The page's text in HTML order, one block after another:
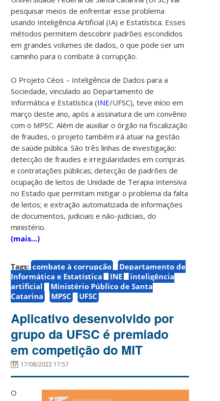
pesquisar meios de enfrentar esse problema
usando Inteligência Artificial (IA) e Estatística. Esses
métodospermitem descobrir padrões escondidos
em grandes volumes de dados, o que pode ser um
caminho para o combate à corrupção.
O Projeto Céos – Inteligência de Dados para a
Sociedade, vinculado ao Departamento de
Informática e Estatística (INE/UFSC), teve início em
março deste ano, após a assinatura de um convênio
com o MPSC. Além de auxiliar o órgão na fiscalização
de fraudes, o projeto também irá atuar na gestão
de saúde pública. São três linhas de investigação:
detecção de fraudes e irregularidades em compras
e contratações públicas; detecção de padrões de
ocupação de leitos de Unidade de Terapia Intensiva
no Estado que permitam mitigar o problema da falta
de leitos; e extração automatizada de informações
de documentos, judiciais e não-judiciais, do
ministério.
(mais…)
Tags: combate à corrupção
Departamento de
Informática e Estatística
INE
inteligência
artificial
Ministério Público de Santa
Catarina
MPSC UFSC
Aplicativo desenvolvido por
grupo da UFSC é premiado
em competição do MIT
17/08/2022 17:57
O